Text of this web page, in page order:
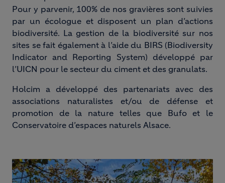
Pour y parvenir, 100% de nos gravières sont suivies
par un écologue et disposent un plan d’actions
biodiversité. La gestion de la biodiversité sur nos
sites se fait également à l’aide du BIRS (Biodiversity
Indicator and Reporting System) développé par
l’UICN pour le secteur du ciment et des granulats.
Holcim a développé des partenariats avec des
associations naturalistes et/ou de défense et
promotion de la nature telles que Bufo et le
Conservatoire d’espaces naturels Alsace.
Image